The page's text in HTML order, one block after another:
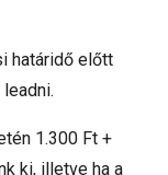
határidő előtt
1.300 Ft +
ki, illetve ha a